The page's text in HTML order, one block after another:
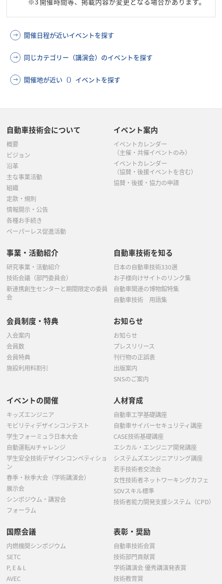
開催日程が近いイベントを探す
同じカテゴリー（講演会）のイベントを探す
開催地が近い（）イベントを探す
自動車技術会について
概要
ビジョン
沿革
主な事業活動
組織
定款・規則
情報開示・公告
各種お手続き
ペーパーレス促進活動
イベント案内
イベントカレンダー
（主催・共催イベントのみ）
イベントカレンダー
（協賛・後援イベントを含む）
協賛・後援・協力の申請
事業・活動紹介
研究事業・活動紹介
技術会議（部門委員会）
新連携創生センターと期間限定の委員
会
自動車技術を知る
日本の自動車技術330選
お子様向けサイトのリンク集
自動車関連の博物館特集
自動車技術 用語集
会員制度・特典
入会案内
会員数
会員特典
施設利用料割引
お知らせ
お知らせ
プレスリリース
刊行物の正誤表
出版案内
SNSのご案内
イベントの開催
キッズエンジニア
モビリティデザインコンテスト
学生フォーミュラ日本大会
自動運転AIチャレンジ
学生安全技術デザインコンペティショ
ン
春季・秋季大会（学術講演会）
展示会
シンポジウム・講習会
フォーラム
人材育成
自動車工学基礎講座
自動車サイバーセキュリティ講座
CASE技術基礎講座
エシカル・エンジニア開発講座
システムズエンジニアリング講座
若手技術者交流会
女性技術者ネットワーキングカフェ
SDVスキル標準
技術者能力開発支援システム（CPD）
国際会議
内燃機関シンポジウム
SETC
P, E & L
AVEC
表彰・奨励
自動車技術会賞
技術部門貢献賞
学術講演会 優秀講演発表賞
技術教育賞